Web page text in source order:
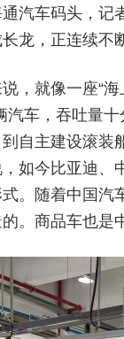
汽车码头，记
龙，正连续不
，就像一座“
汽车，吞吐量
自主建设滚装
如今比亚迪、
。随着中国汽
。商品车也是